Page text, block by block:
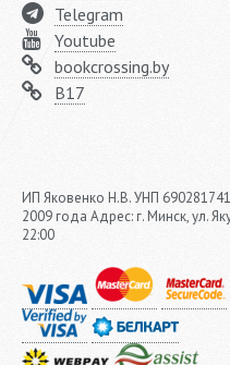
Telegram
Youtube
bookcrossing.by
B17
ИП Яковенко Н.В. УНП
2009 года Адрес: г. Минск, ул.
22:00